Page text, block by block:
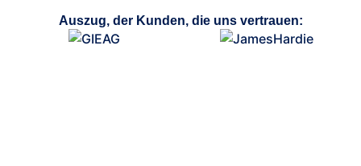
Auszug, der Kunden, die uns vertrauen: